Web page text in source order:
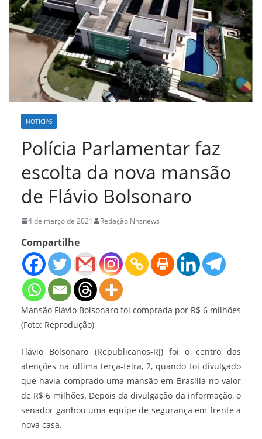
NOTICIAS
Polícia Parlamentar faz
escolta da nova mansão
de Flávio Bolsonaro
4 de março de 2021 Redação Nhsnews
Compartilhe
Mansão Flávio Bolsonaro foi comprada por R$ 6 milhões
(Foto: Reprodução)
Flávio Bolsonaro (Republicanos-RJ) foi o centro das
atenções na última terça-feira, 2, quando foi divulgado
que havia comprado uma mansão em Brasília no valor
de R$ 6 milhões. Depois da divulgação da informação, o
senador ganhou uma equipe de segurança em frente a
nova casa.